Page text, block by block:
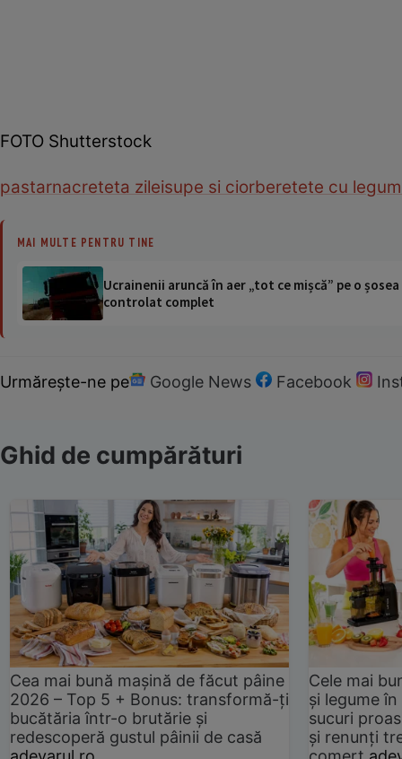
FOTO Shutterstock
pastarnacreteta zileisupe si ciorberetete cu
MAI MULTE PENTRU TINE
Ucrainenii aruncă în aer „tot ce mișcă” pe o
controlat complet
Urmărește-ne pe Google News Facebook
Ghid de cumpărături
Cea mai bună mașină de făcut pâine
2026 – Top 5 + Bonus: transformă-ți
bucătăria într-o brutărie și
redescoperă gustul pâinii de casă
Cele mai
și legume
sucuri
și renunți